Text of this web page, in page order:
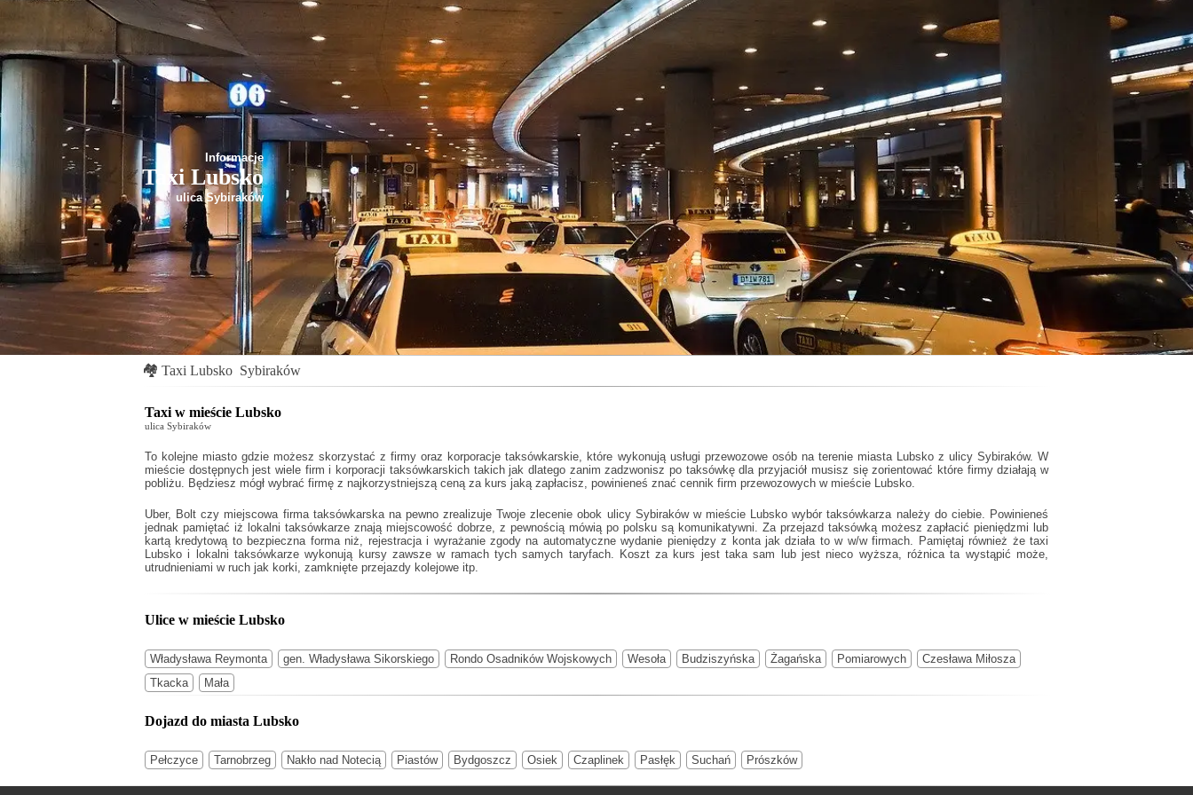
Informacje
Taxi Lubsko
ulica Sybiraków
🏘 Taxi Lubsko Sybiraków
Taxi w mieście Lubsko
ulica Sybiraków
To kolejne miasto gdzie możesz skorzystać z firmy oraz korporacje taksówkarskie, które wykonują usługi przewozowe osób na terenie miasta Lubsko z ulicy Sybiraków. W
mieście dostępnych jest wiele firm i korporacji taksówkarskich takich jak dlatego zanim zadzwonisz po taksówkę dla przyjaciół musisz się zorientować które firmy działają w
pobliżu. Będziesz mógł wybrać firmę z najkorzystniejszą ceną za kurs jaką zapłacisz, powinieneś znać cennik firm przewozowych w mieście Lubsko.
Uber, Bolt czy miejscowa firma taksówkarska na pewno zrealizuje Twoje zlecenie obok ulicy Sybiraków w mieście Lubsko wybór taksówkarza należy do ciebie. Powinieneś
jednak pamiętać iż lokalni taksówkarze znają miejscowość dobrze, z pewnością mówią po polsku są komunikatywni. Za przejazd taksówką możesz zapłacić pieniędzmi lub
kartą kredytową to bezpieczna forma niż, rejestracja i wyrażanie zgody na automatyczne wydanie pieniędzy z konta jak działa to w w/w firmach. Pamiętaj również że taxi
Lubsko i lokalni taksówkarze wykonują kursy zawsze w ramach tych samych taryfach. Koszt za kurs jest taka sam lub jest nieco wyższa, różnica ta wystąpić może,
utrudnieniami w ruch jak korki, zamknięte przejazdy kolejowe itp.
Ulice w mieście Lubsko
Władysława Reymonta gen. Władysława Sikorskiego Rondo Osadników Wojskowych Wesoła Budziszyńska Żagańska Pomiarowych
Czesława Miłosza
Tkacka
Mała
Dojazd do miasta Lubsko
Pełczyce Tarnobrzeg Nakło nad Notecią Piastów Bydgoszcz Osiek Czaplinek Pasłęk Suchań Prószków